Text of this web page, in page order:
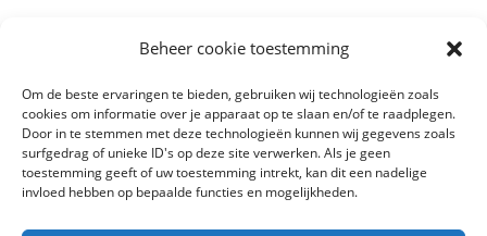
Beheer cookie toestemming
Om de beste ervaringen te bieden, gebruiken wij technologieën zoals
cookies om informatie over je apparaat op te slaan en/of te raadplegen.
Door in te stemmen met deze technologieën kunnen wij gegevens zoals
surfgedrag of unieke ID's op deze site verwerken. Als je geen
toestemming geeft of uw toestemming intrekt, kan dit een nadelige
invloed hebben op bepaalde functies en mogelijkheden.
zwembad bij het restaurantje zag er heerlijk uit… De
werkmannen hadden dorst en plukken zo een verse
kokosnoot uit de boom. Ik wilde alleen een foto maken,
maar natuurlijk moest het hele gezin toen even proeven
van het kokoswater en het nog zachte vruchtvlees.